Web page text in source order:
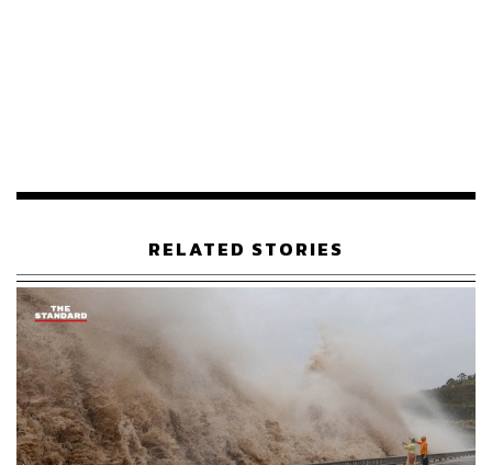
ABOUT THE AUTHOR
THE STANDARD TEAM
กองบรรณาธิการ THE STANDARD
RELATED STORIES